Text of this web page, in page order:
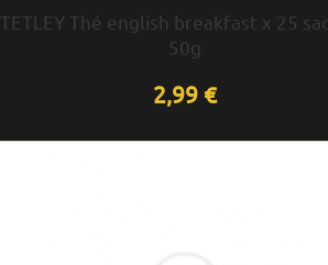
TETLEY Thé english breakfast x 25
50g
2,99 €